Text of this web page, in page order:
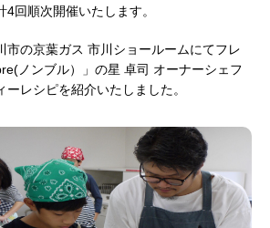
回順次開催いたします。
市の京葉ガス 市川ショールームにてフレ
ノンブル）」の星 卓司 オーナーシェフ
レシピを紹介いたしました。